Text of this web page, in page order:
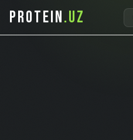
PROTEIN.UZ